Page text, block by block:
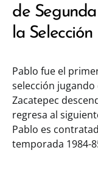
de
la
Pablo fue el
selección jugando
Zacatepec
regresa al
Pablo es
temporada 1984-